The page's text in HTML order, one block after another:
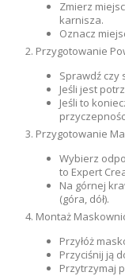
Zmierz
karnisza.
Oznacz
Przygotowanie
Sprawdź czy
Jeśli jest
Jeśli to
Przygotowanie
Wybierz
to Expert
Na górnej
(góra, dół).
Montaż
Przyłóż
Przyciśnij ją
Przytrzymaj